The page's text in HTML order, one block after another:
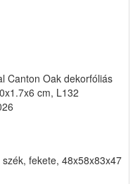
Canton Oak dekorfóliás
cm, L132
szék, fekete, 48x58x83x47